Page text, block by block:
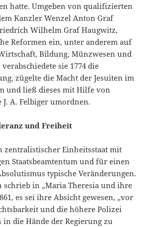
hatte. Umgeben von qualifizierten
Kanzler Wenzel Anton Graf
Wilhelm Graf Haugwitz,
Reformen ein, unter anderem auf
Bildung, Münzwesen und
verabschiedete sie 1774 die
zügelte die Macht der Jesuiten im
und ließ dieses mit Hilfe von
J. A. Felbiger umordnen.
und Freiheit
zentralistischer Einheitsstaat mit
Staatsbeamtentum und für einen
typische Veränderungen.
schrieb in „Maria Theresia und ihre
es sei ihre Absicht gewesen, „vor
und die höhere Polizei
in die Hände der Regierung zu